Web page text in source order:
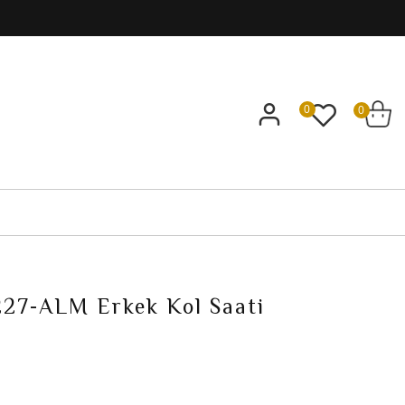
0 0
ALM Erkek Kol Saati